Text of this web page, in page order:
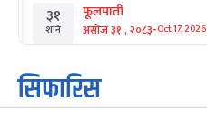
३१
शनि
फूलपाती
असोज ३१ , २०८३-Oct 17, 2026
१
आइत
कार्तिक सङ्क्रान्ति
कार्तिक १, २०८३
सिफारिस